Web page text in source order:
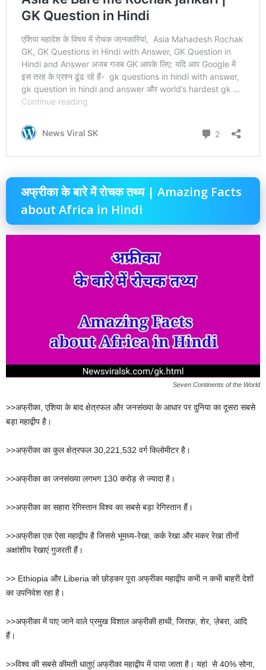
अफ्रीका के बारे में रोचक तथ्य | Amazing Facts
about Africa in Hindi
Seven Continents of the World
>>अफ्रीका, एशिया के बाद क्षेत्रफल और जनसंख्या के आधार पर दुनिया का दूसरा सबसे
बड़ा महाद्वीप है।
>>अफ्रीका का कुल क्षेत्रफल 30,221,532 वर्ग किलोमीटर है।
>>अफ्रीका का जनसंख्या लगभग 130 करोड़ से ज्यादा है।
>>अफ्रीका का सहारा रेगिस्तान विश्व का सबसे बड़ा रेगिस्तान हैं।
>>अफ्रीका एक ऐसा महाद्वीप है जिससे भूमध्य-रेखा, कर्क रेखा और मकर रेखा तीनों
अक्षांशीय रेखाएं गुजरती हैं।
>> Ethiopia और Liberia को छोड़कर पूरा अफ्रीका महाद्वीप कभी न कभी बाहरी देशों
का उपनिवेश रहा है।
>>अफ्रीका में पाए जाने वाले प्रमुख विशाल अफ्रीकी हाथी, जिराफ़, शेर, ज़ेबरा, आदि
हैं।
>>विश्व की सबसे कीमती धातुएं अफ्रीका महाद्वीप में पाया जाता है। यहां से 40% सोना,